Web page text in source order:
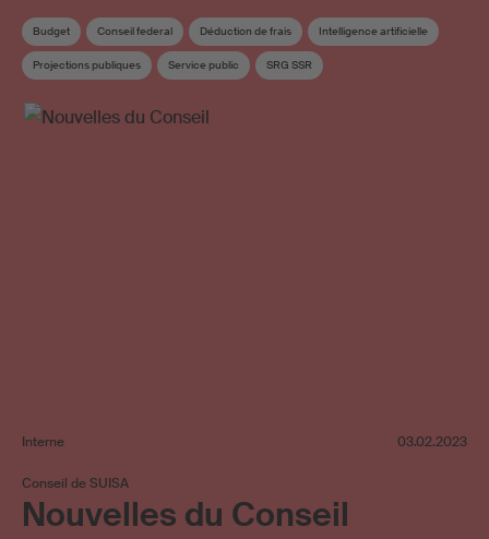
Budget Conseil federal Déduction de frais Intelligence artificielle
Projections publiques Service public SRG SSR
Interne 03.02.2023
Conseil de SUISA
Nouvelles du Conseil